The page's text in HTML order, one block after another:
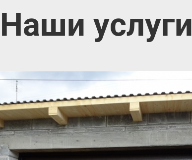
Наши услуги